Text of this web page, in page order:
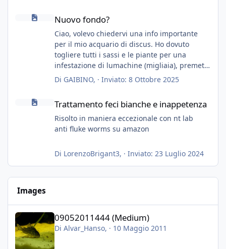
Nuovo fondo?
Nuovo fondo?
Ciao, volevo chiedervi una info importante
per il mio acquario di discus. Ho dovuto
togliere tutti i sassi e le piante per una
infestazione di lumachine (migliaia), premetto
che ho 3 discus, 8 coridoras, e una ventina di
cardinali, e tre pulitori in una vasca con 200
Ho già tolto migliaia di lumachine e non
esagero.
Ora vorrei togliere tutto il fondo che ho, scuro
che fatico a togliere senza rimuovere il fondo.
Vorrei quindi togliere tutto (il fondo dopo
nel caso sia troppo estrema dopo un fondo
color terra di siena bruciata).
Posso togliere il fondo magari piano piano, in
piu giorni, ed inserire la sabbia nuova (senza
nessun tipo di fretta), evitando di togliere i
Di GAIBINO, · Inviato: 8 Ottobre 2025
Trattamento feci bianche e inappetenza
Trattamento feci bianche e inappetenza
Risolto in maniera eccezionale con nt lab
anti fluke worms su amazon
Di LorenzoBrigant3, · Inviato: 23 Luglio 2024
Images
09052011444 (Medium)
Di Alvar_Hanso, · 10 Maggio 2011